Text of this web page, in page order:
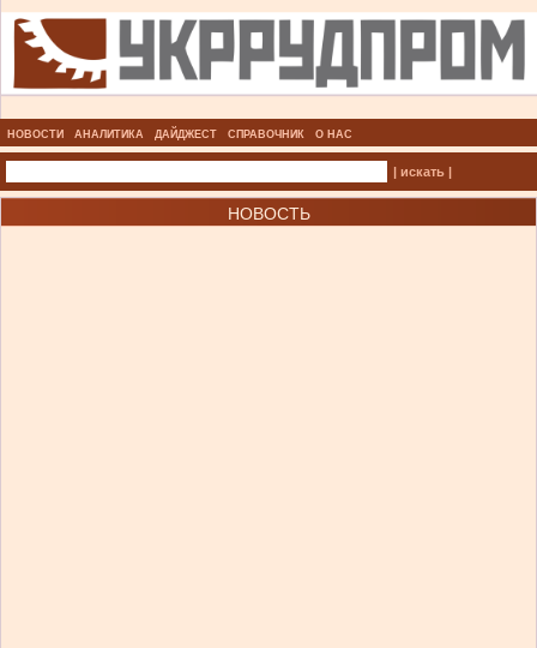
НОВОСТИ АНАЛИТИКА ДАЙДЖЕСТ СПРАВОЧНИК О НАС
| искать |
НОВОСТЬ